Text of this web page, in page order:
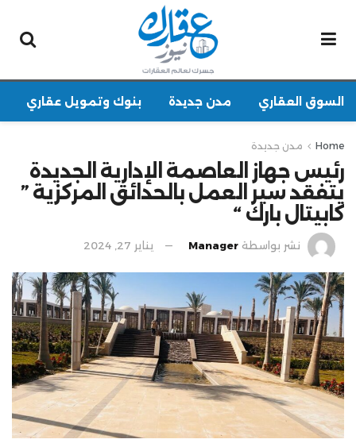
السوق العقاري مدن جديدة بنوك وتمويل عقاري
Home مدن جديدة
رئيس جهاز العاصمة الإدارية الجديدة
يتفقد سير العمل بالحدائق المركزية ”
كابيتال بارك “
نشر بواسطة Manager يناير 27, 2024